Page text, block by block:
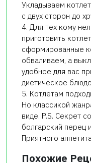
Укладываем
с двух сторон до
4. Для тех кому
приготовить
сформированные
обваливаем, а
удобное для вас
диетическое
5. Котлетам
Но классикой
виде. P.S. Секрет
болгарский перец
Приятного
Похожие